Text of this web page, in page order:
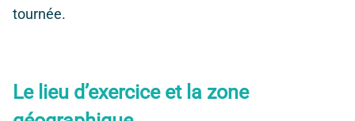
tournée.
Le lieu d’exercice et la zone